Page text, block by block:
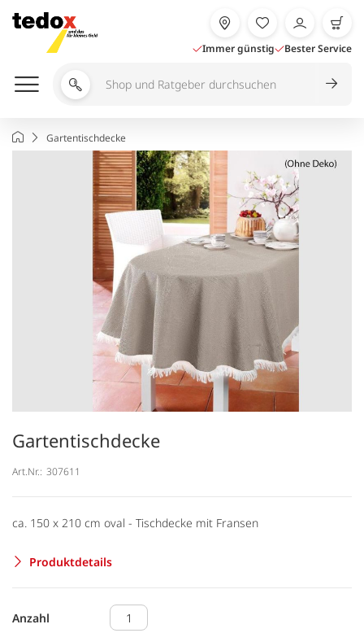
Inhalt
springen
Immer günstig Bester Service
Shop
durchsuchen
StartseiteGartentischdecke
Gartentischdecke
Art.Nr.: 307611
ca. 150 x 210 cm oval - Tischdecke mit Fransen
Produktdetails
Anzahl